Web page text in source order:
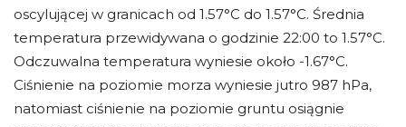
oscylującej w granicach od 1.57°C do 1.57°C. Średnia
temperatura przewidywana o godzinie 22:00 to 1.57°C.
Odczuwalna temperatura wyniesie około -1.67°C.
Ciśnienie na poziomie morza wyniesie jutro 987 hPa,
natomiast ciśnienie na poziomie gruntu osiągnie